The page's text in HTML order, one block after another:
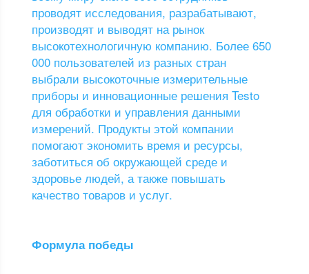
проводят исследования, разрабатывают,
производят и выводят на рынок
высокотехнологичную компанию. Более 650
000 пользователей из разных стран
выбрали высокоточные измерительные
приборы и инновационные решения Testo
для обработки и управления данными
измерений. Продукты этой компании
помогают экономить время и ресурсы,
заботиться об окружающей среде и
здоровье людей, а также повышать
качество товаров и услуг.
Формула победы